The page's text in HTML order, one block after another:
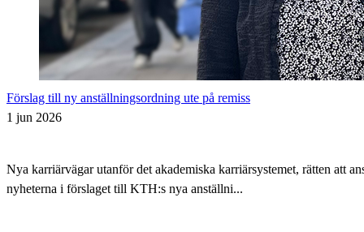
Förslag till ny anställningsordning ute på remiss
1 jun 2026
Nya karriärvägar utanför det akademiska karriärsystemet, rätten att
nyheterna i förslaget till KTH:s nya anställni...